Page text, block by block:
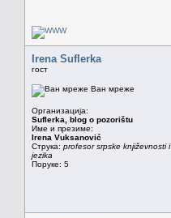
Irena Suflerka
гост
Ван мреже
Организација:
Suflerka, blog o pozorištu
Име и презиме:
Irena Vuksanović
Струка: profesor srpske književnosti i
jezika
Поруке: 5